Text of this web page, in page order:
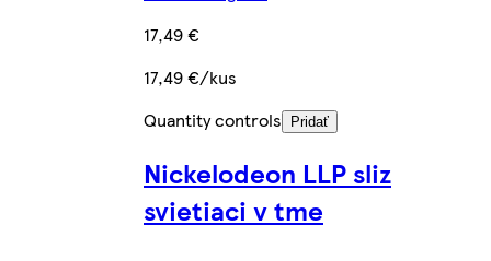
17,49 €
17,49 €/kus
Quantity controls
Pridať
Nickelodeon LLP sliz
svietiaci v tme